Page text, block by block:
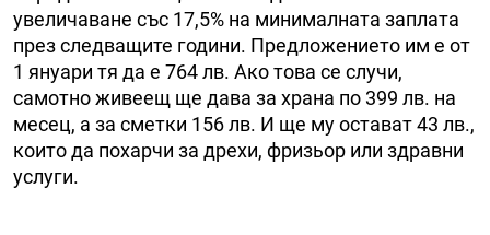
увеличаване със 17,5% на минималната заплата
през следващите години. Предложението им е от
1 януари тя да е 764 лв. Ако това се случи,
самотно живеещ ще дава за храна по 399 лв. на
месец, а за сметки 156 лв. И ще му остават 43 лв.,
които да похарчи за дрехи, фризьор или здравни
услуги.